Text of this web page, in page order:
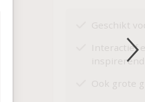
Geschikt
Interactief
inspirerend
Ook grote